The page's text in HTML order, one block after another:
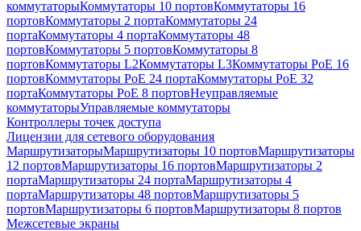
коммутаторыКоммутаторы 10 портовКоммутаторы 16
портовКоммутаторы 2 портаКоммутаторы 24
портаКоммутаторы 4 портаКоммутаторы 48
портовКоммутаторы 5 портовКоммутаторы 8
портовКоммутаторы L2Коммутаторы L3Коммутаторы PoE 16
портовКоммутаторы PoE 24 портаКоммутаторы PoE 32
портаКоммутаторы PoE 8 портовНеуправляемые
коммутаторыУправляемые коммутаторы
Контроллеры точек доступа
Лицензии для сетевого оборудования
МаршрутизаторыМаршрутизаторы 10 портовМаршрутизаторы
12 портовМаршрутизаторы 16 портовМаршрутизаторы 2
портаМаршрутизаторы 24 портаМаршрутизаторы 4
портаМаршрутизаторы 48 портовМаршрутизаторы 5
портовМаршрутизаторы 6 портовМаршрутизаторы 8 портов
Межсетевые экраны